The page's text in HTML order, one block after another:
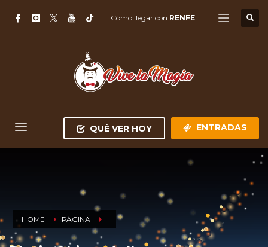
Cómo llegar con RENFE
QUÉ VER HOY ENTRADAS
HOME PÁGINA